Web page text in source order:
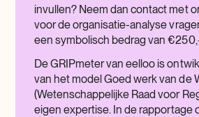
invullen? Neem dan contact met
voor de organisatie-analyse
een symbolisch bedrag van
De GRIPmeter van eelloo is
van het model Goed werk van de
(Wetenschappelijke Raad voor
eigen expertise. In de rapportage